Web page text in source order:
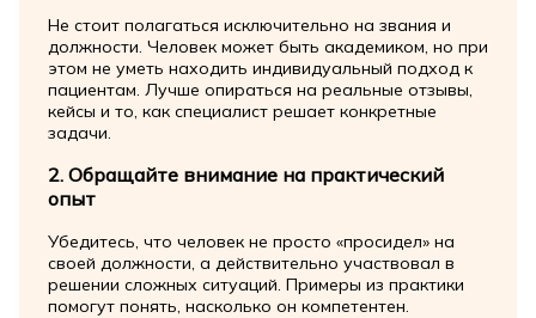
Не стоит полагаться исключительно на звания и
должности. Человек может быть академиком, но при
этом не уметь находить индивидуальный подход к
пациентам. Лучше опираться на реальные отзывы,
кейсы и то, как специалист решает конкретные
задачи.
2. Обращайте внимание на практический
опыт
Убедитесь, что человек не просто «просидел» на
своей должности, а действительно участвовал в
решении сложных ситуаций. Примеры из практики
помогут понять, насколько он компетентен.